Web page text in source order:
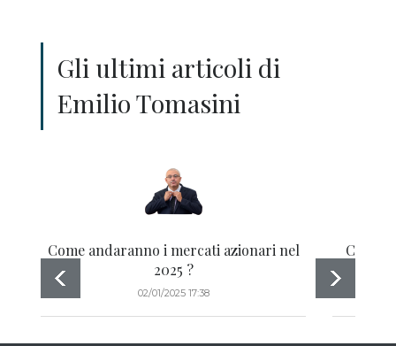
Gli ultimi articoli di
Emilio Tomasini
Come andaranno i mercati azionari nel
2025 ?
02/01/2025 17:38
Clima